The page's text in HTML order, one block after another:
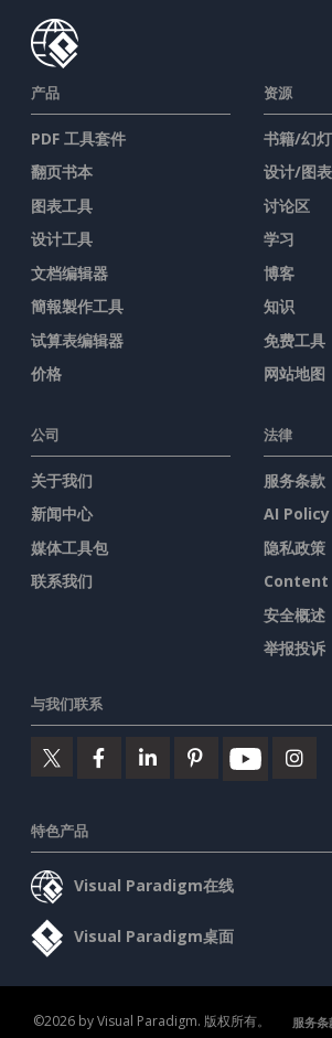
产品
PDF 工具套件
翻页书本
图表工具
设计工具
文档编辑器
簡報製作工具
试算表编辑器
价格
资源
书籍/幻
设计/图表
讨论区
学习
博客
知识
免费工具
网站地图
公司
关于我们
新闻中心
媒体工具包
联系我们
法律
服务条款
AI Policy
隐私政策
Content
安全概述
举报投诉
与我们联系
特色产品
Visual Paradigm在线
Visual Paradigm桌面
©2026 by Visual Paradigm. 版权所有。 服务条